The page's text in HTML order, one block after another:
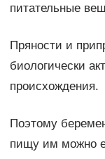
питательные
Пряности и
биологически
происхождения.
Поэтому
пищу им можно